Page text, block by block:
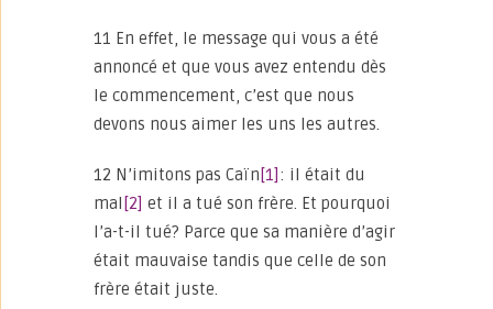
11 En effet, le message qui vous a été
annoncé et que vous avez entendu dès
le commencement, c’est que nous
devons nous aimer les uns les autres.
12 N’imitons pas Caïn [1] : il était du
mal [2] et il a tué son frère. Et pourquoi
l’a-t-il tué? Parce que sa manière d’agir
était mauvaise tandis que celle de son
frère était juste.